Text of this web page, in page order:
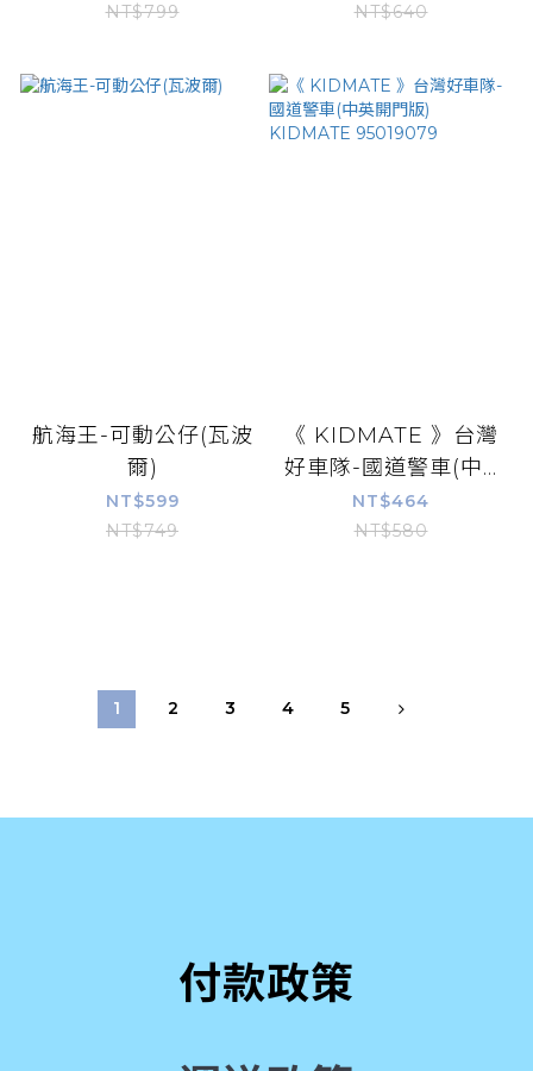
NT$799
NT$640
航海王-可動公仔(瓦波
爾)
NT$599
NT$749
《 KIDMATE 》台灣
好車隊-國道警車(中...
NT$464
NT$580
1 2 3 4 5
付款政策